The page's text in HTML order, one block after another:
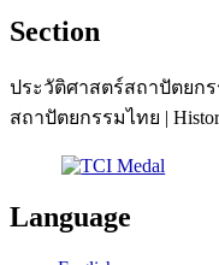
Section
ประวัติศาสตร์สถาปัตยก
สถาปัตยกรรมไทย |
Language